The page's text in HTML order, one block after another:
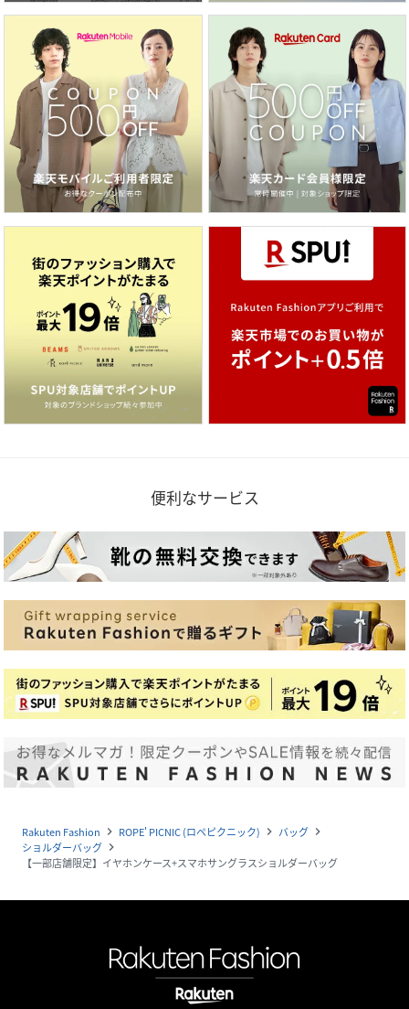
便利なサービス
Rakuten Fashion navigate_next ROPE' PICNIC (ロペピクニック) navigate_next バッグ navigate_next
ショルダーバッグ navigate_next
【一部店舗限定】イヤホンケース+スマホサングラスショルダーバッグ